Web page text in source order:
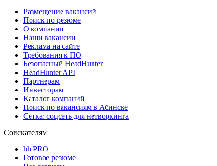
Размещение вакансий
Поиск по резюме
О компании
Наши вакансии
Реклама на сайте
Требования к ПО
Безопасный HeadHunter
HeadHunter API
Партнерам
Инвесторам
Каталог компаний
Поиск по вакансиям в Абинске
Сетка: соцсеть для нетворкинга
Соискателям
hh PRO
Готовое резюме